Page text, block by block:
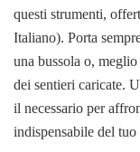
questi strumenti,
Italiano). Porta
una bussola o,
dei sentieri caricate.
il necessario per
indispensabile del